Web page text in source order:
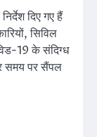
दिए गए हैं
सिविल
19 के संदिग्ध
समय पर सैंपल